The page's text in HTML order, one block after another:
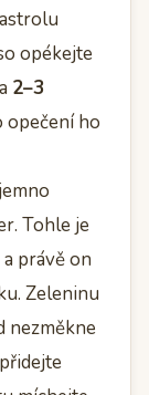
opékejte
2–3
opečení ho
Tohle je
právě on
Zeleninu
nezměkne